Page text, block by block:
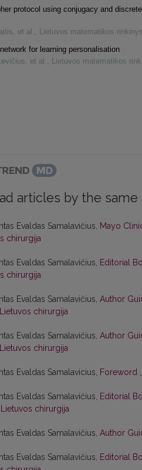
protocol using conjugacy and
et al. , Lietuvos matematikos rinkinys
for learning personalisation
et al. , Lietuvos matematikos
articles by the same
Evaldas Samalavičius, Mayo
chirurgija
Evaldas Samalavičius, Editorial
chirurgija
Evaldas Samalavičius, Author
chirurgija
Evaldas Samalavičius, Author
chirurgija
Evaldas Samalavicius, Foreword ,
Evaldas Samalavičius, Editorial
chirurgija
Evaldas Samalavičius, Author
Evaldas Samalavičius, Editorial